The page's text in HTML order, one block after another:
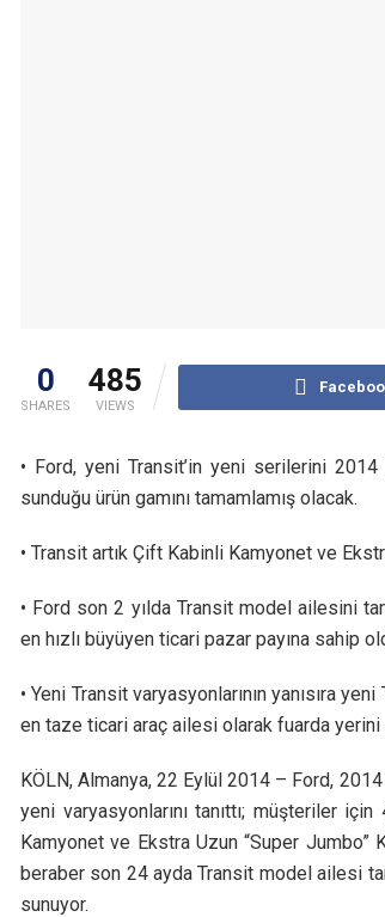
0
SHARES
485
VIEWS
• Ford, yeni Transit’in yeni serilerini 2014
sunduğu ürün gamını tamamlamış olacak.
• Transit artık Çift Kabinli Kamyonet ve
• Ford son 2 yılda Transit model ailesini
en hızlı büyüyen ticari pazar payına sahip
• Yeni Transit varyasyonlarının yanısıra
en taze ticari araç ailesi olarak fuarda yerini
KÖLN, Almanya, 22 Eylül 2014 – Ford,
yeni varyasyonlarını tanıttı; müşteriler
Kamyonet ve Ekstra Uzun “Super
beraber son 24 ayda Transit model ailesi
sunuyor.